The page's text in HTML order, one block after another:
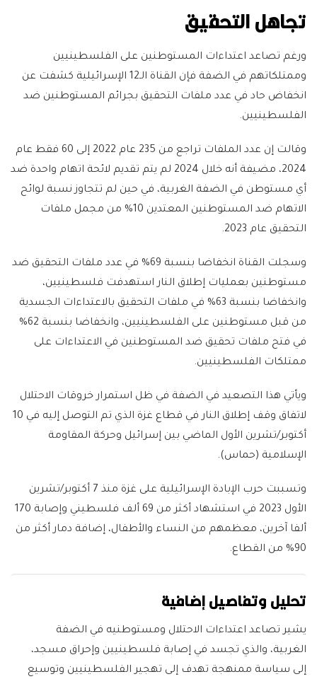
تجاهل التحقيق
ورغم تصاعد اعتداءات المستوطنين على الفلسطينيين
وممتلكاتهم في الضفة فإن القناة الـ12 الإسرائيلية كشفت عن
انخفاض حاد في عدد ملفات التحقيق بجرائم المستوطنين ضد
الفلسطينيين.
وقالت إن عدد الملفات تراجع من 235 عام 2022 إلى 60 فقط عام
2024، مضيفة أنه خلال 2024 لم يتم تقديم لائحة اتهام واحدة ضد
أي مستوطن في الضفة الغربية، في حين لم تتجاوز نسبة لوائح
الاتهام ضد المستوطنين المعتدين 10% من مجمل ملفات
التحقيق عام 2023.
وسجلت القناة انخفاضا بنسبة 69% في عدد ملفات التحقيق ضد
مستوطنين بعمليات إطلاق النار استهدفت فلسطينيين،
وانخفاضا بنسبة 63% في ملفات التحقيق بالاعتداءات الجسدية
من قبل مستوطنين على الفلسطينيين، وانخفاضا بنسبة 62%
في فتح ملفات تحقيق ضد المستوطنين في الاعتداءات على
ممتلكات الفلسطينيين.
ويأتي هذا التصعيد في الضفة في ظل استمرار خروقات الاحتلال
لاتفاق وقف إطلاق النار في قطاع غزة الذي تم التوصل إليه في 10
أكتوبر/تشرين الأول الماضي بين إسرائيل وحركة المقاومة
الإسلامية (حماس).
وتسببت حرب الإبادة الإسرائيلية على غزة منذ 7 أكتوبر/تشرين
الأول 2023 في استشهاد أكثر من 69 ألف فلسطيني وإصابة 170
ألفا آخرين، معظمهم من النساء والأطفال، إضافة دمار أكثر من
90% من القطاع.
تحليل وتفاصيل إضافية
يشير تصاعد اعتداءات الاحتلال ومستوطنيه في الضفة
الغربية، والذي تجسد في إصابة فلسطينيين وإحراق مسجد،
إلى سياسة ممنهجة تهدف إلى تهجير الفلسطينيين وتوسيع